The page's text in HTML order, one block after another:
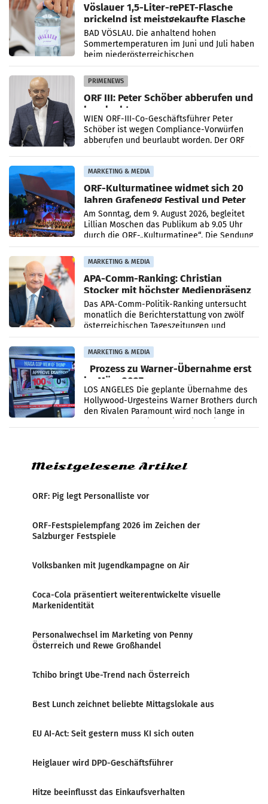
Vöslauer 1,5-Liter-rePET-Flasche
prickelnd ist meistgekaufte Flasche
Österreichs
BAD VÖSLAU. Die anhaltend hohen
Sommertemperaturen im Juni und Juli haben
beim niederösterreichischen
Getränkehersteller Vöslauer zu deutlichen
Absatzzuwächsen geführt. Während
PRIMENEWS
ORF III: Peter Schöber abberufen und
beurlaubt
WIEN ORF-III-Co-Geschäftsführer Peter
Schöber ist wegen Compliance-Vorwürfen
abberufen und beurlaubt worden. Der ORF
MARKETING & MEDIA
ORF-Kulturmatinee widmet sich 20
Jahren Grafenegg Festival und Peter
Simonischek
Am Sonntag, dem 9. August 2026, begleitet
Lillian Moschen das Publikum ab 9.05 Uhr
durch die ORF-„Kulturmatinee“. Die Sendung
startet mit der Dokumentation „20 Jahre
Grafenegg
MARKETING & MEDIA
APA-Comm-Ranking: Christian
Stocker mit höchster Medienpräsenz
im Juli
Das APA-Comm-Politik-Ranking untersucht
monatlich die Berichterstattung von zwölf
österreichischen Tageszeitungen und
analysiert, welche Politikerinnen und
Politiker Österreichs die
MARKETING & MEDIA
Prozess zu Warner-Übernahme erst
im März 2027
LOS ANGELES Die geplante Übernahme des
Hollywood-Urgesteins Warner Brothers durch
den Rivalen Paramount wird noch lange in
Meistgelesene Artikel
ORF: Pig legt Personalliste vor
ORF-Festspielempfang 2026 im Zeichen der
Salzburger Festspiele
Volksbanken mit Jugendkampagne on Air
Coca-Cola präsentiert weiterentwickelte visuelle
Markenidentität
Personalwechsel im Marketing von Penny
Österreich und Rewe Großhandel
Tchibo bringt Ube-Trend nach Österreich
Best Lunch zeichnet beliebte Mittagslokale aus
EU AI-Act: Seit gestern muss KI sich outen
Heiglauer wird DPD-Geschäftsführer
Hitze beeinflusst das Einkaufsverhalten